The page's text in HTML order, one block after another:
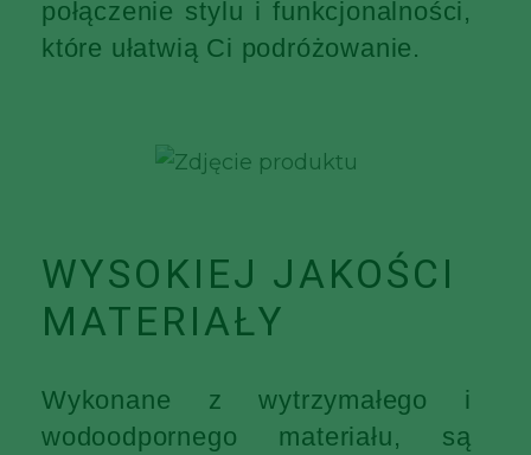
połączenie stylu i funkcjonalności,
które ułatwią Ci podróżowanie.
WYSOKIEJ JAKOŚCI
MATERIAŁY
Wykonane z wytrzymałego i
wodoodpornego materiału, są